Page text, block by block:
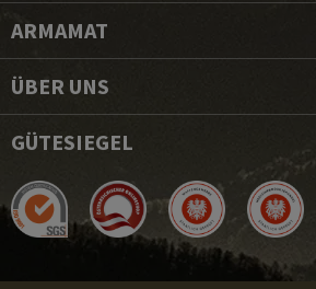
ARMAMAT
ÜBER UNS
GÜTESIEGEL